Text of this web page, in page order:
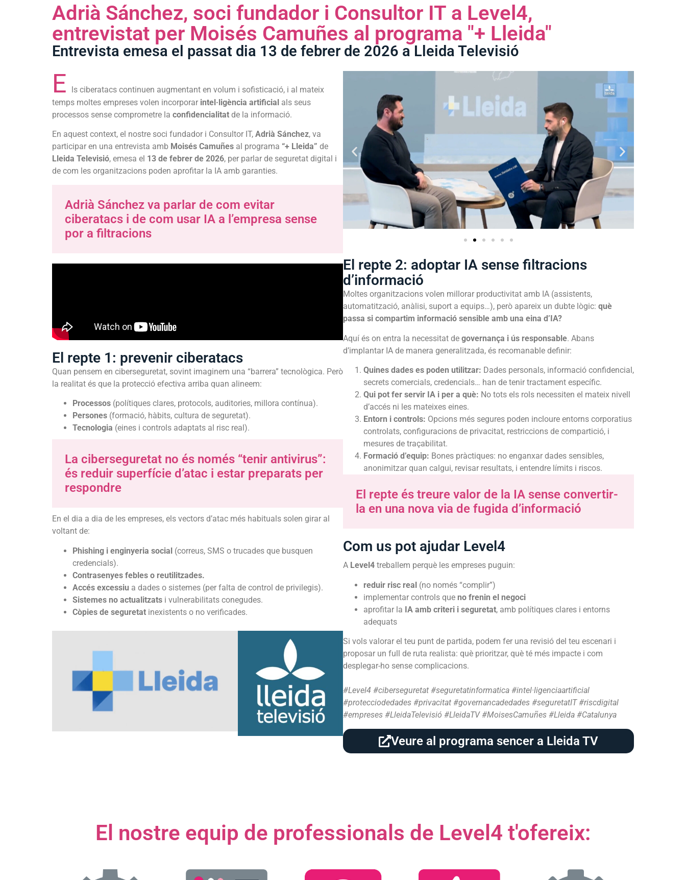
Adrià Sánchez, soci fundador i Consultor IT a Level4,
entrevistat per Moisés Camuñes al programa "+ Lleida"
Entrevista emesa el passat dia 13 de febrer de 2026 a Lleida Televisió
E
ls ciberatacs continuen augmentant en volum i sofisticació, i al mateix
temps moltes empreses volen incorporar intel·ligència artificial als seus
processos sense comprometre la confidencialitat de la informació.
En aquest context, el nostre soci fundador i Consultor IT, Adrià Sánchez, va
participar en una entrevista amb Moisés Camuñes al programa “+ Lleida” de
Lleida Televisió, emesa el 13 de febrer de 2026, per parlar de seguretat digital i
de com les organitzacions poden aprofitar la IA amb garanties.
Adrià Sánchez va parlar de com evitar
ciberatacs i de com usar IA a l’empresa sense
por a filtracions
El repte 1: prevenir ciberatacs
Quan pensem en ciberseguretat, sovint imaginem una “barrera” tecnològica. Però
la realitat és que la protecció efectiva arriba quan alineem:
Processos (polítiques clares, protocols, auditories, millora contínua).
Persones (formació, hàbits, cultura de seguretat).
Tecnologia (eines i controls adaptats al risc real).
La ciberseguretat no és només “tenir antivirus”:
és reduir superfície d’atac i estar preparats per
respondre
En el dia a dia de les empreses, els vectors d’atac més habituals solen girar al
voltant de:
Phishing i enginyeria social (correus, SMS o trucades que busquen
credencials).
Contrasenyes febles o reutilitzades.
Accés excessiu a dades o sistemes (per falta de control de privilegis).
Sistemes no actualitzats i vulnerabilitats conegudes.
Còpies de seguretat inexistents o no verificades.
El repte 2: adoptar IA sense filtracions
d’informació
Moltes organitzacions volen millorar productivitat amb IA (assistents,
automatització, anàlisi, suport a equips…), però apareix un dubte lògic: què
passa si compartim informació sensible amb una eina d’IA?
Aquí és on entra la necessitat de governança i ús responsable. Abans
d’implantar IA de manera generalitzada, és recomanable definir:
Quines dades es poden utilitzar: Dades personals, informació confidencial,
secrets comercials, credencials… han de tenir tractament específic.
Qui pot fer servir IA i per a què: No tots els rols necessiten el mateix nivell
d’accés ni les mateixes eines.
Entorn i controls: Opcions més segures poden incloure entorns corporatius
controlats, configuracions de privacitat, restriccions de compartició, i
mesures de traçabilitat.
Formació d’equip: Bones pràctiques: no enganxar dades sensibles,
anonimitzar quan calgui, revisar resultats, i entendre límits i riscos.
El repte és treure valor de la IA sense convertir-
la en una nova via de fugida d’informació
Com us pot ajudar Level4
A Level4 treballem perquè les empreses puguin:
reduir risc real (no només “complir”)
implementar controls que no frenin el negoci
aprofitar la IA amb criteri i seguretat, amb polítiques clares i entorns
adequats
Si vols valorar el teu punt de partida, podem fer una revisió del teu escenari i
proposar un full de ruta realista: què prioritzar, què té més impacte i com
desplegar-ho sense complicacions.
#Level4 #ciberseguretat #seguretatinformatica #intel·ligenciaartificial
#protecciodedades #privacitat #governancadedades #seguretatIT #riscdigital
#empreses #LleidaTelevisió #LleidaTV #MoisesCamuñes #Lleida #Catalunya
Veure al programa sencer a Lleida TV
El nostre equip de professionals de Level4 t'ofereix: